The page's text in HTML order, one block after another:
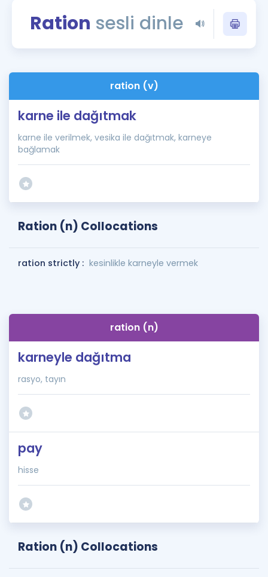
Blog
İngilizce Gramer
Ration sesli dinle
ration (v)
karne ile dağıtmak
karne ile verilmek, vesika ile dağıtmak, karneye
bağlamak
Ration (n) Collocations
ration strictly : kesinlikle karneyle vermek
ration (n)
karneyle dağıtma
rasyo, tayın
pay
hisse
Ration (n) Collocations